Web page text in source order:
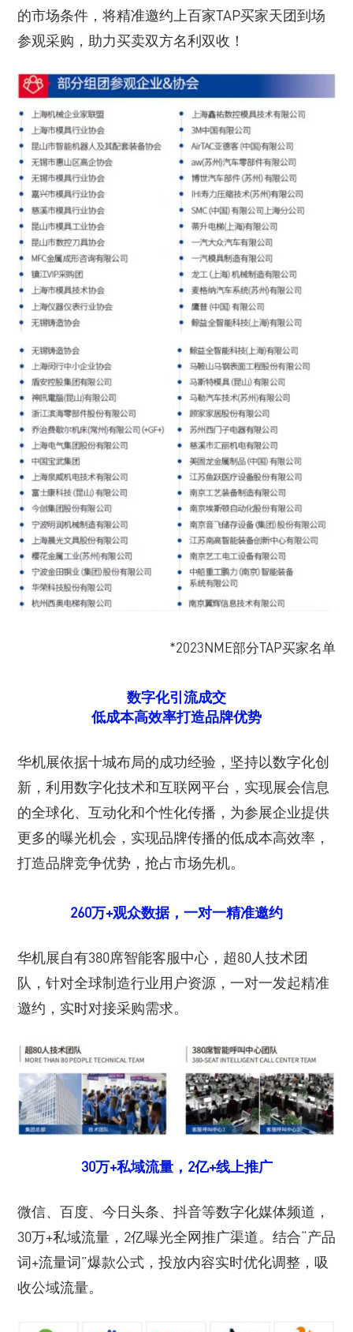
的市场条件，将精准邀约上百家TAP买家天团到场
参观采购，助力买卖双方名利双收！
*2023NME部分TAP买家名单
数字化引流成交
低成本高效率打造品牌优势
华机展依据十城布局的成功经验，坚持以数字化创
新，利用数字化技术和互联网平台，实现展会信息
的全球化、互动化和个性化传播，为参展企业提供
更多的曝光机会，实现品牌传播的低成本高效率，
打造品牌竞争优势，抢占市场先机。
260万+观众数据，一对一精准邀约
华机展自有380席智能客服中心，超80人技术团
队，针对全球制造行业用户资源，一对一发起精准
邀约，实时对接采购需求。
30万+私域流量，2亿+线上推广
微信、百度、今日头条、抖音等数字化媒体频道，
30万+私域流量，2亿曝光全网推广渠道。结合“产品
词+流量词”爆款公式，投放内容实时优化调整，吸
收公域流量。